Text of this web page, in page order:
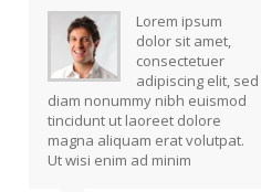
Lorem ipsum
dolor sit amet,
consectetuer
adipiscing elit, sed
diam nonummy nibh euismod
tincidunt ut laoreet dolore
magna aliquam erat volutpat.
Ut wisi enim ad minim